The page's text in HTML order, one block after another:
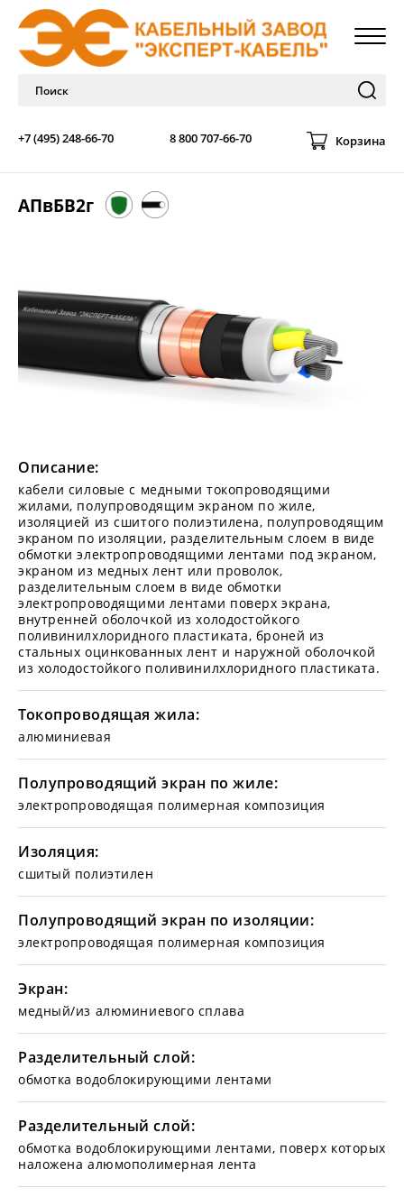
+7 (495) 248-66-70 8 800 707-66-70 Корзина
АПвБВ2г
Описание:
кабели силовые с медными токопроводящими
жилами, полупроводящим экраном по жиле,
изоляцией из сшитого полиэтилена, полупроводящим
экраном по изоляции, разделительным слоем в виде
обмотки электропроводящими лентами под экраном,
экраном из медных лент или проволок,
разделительным слоем в виде обмотки
электропроводящими лентами поверх экрана,
внутренней оболочкой из холодостойкого
поливинилхлоридного пластиката, броней из
стальных оцинкованных лент и наружной оболочкой
из холодостойкого поливинилхлоридного пластиката.
Токопроводящая жила:
алюминиевая
Полупроводящий экран по жиле:
электропроводящая полимерная композиция
Изоляция:
сшитый полиэтилен
Полупроводящий экран по изоляции:
электропроводящая полимерная композиция
Экран:
медный/из алюминиевого сплава
Разделительный слой:
обмотка водоблокирующими лентами
Разделительный слой:
обмотка водоблокирующими лентами, поверх которых
наложена алюмополимерная лента